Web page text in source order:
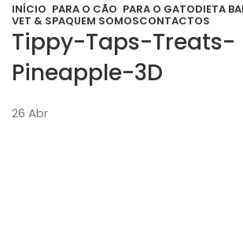
INÍCIO PARA O CÃO PARA O GATODIETA
VET & SPAQUEM SOMOSCONTACTOS
Tippy-Taps-Treats-
Pineapple-3D
26 Abr